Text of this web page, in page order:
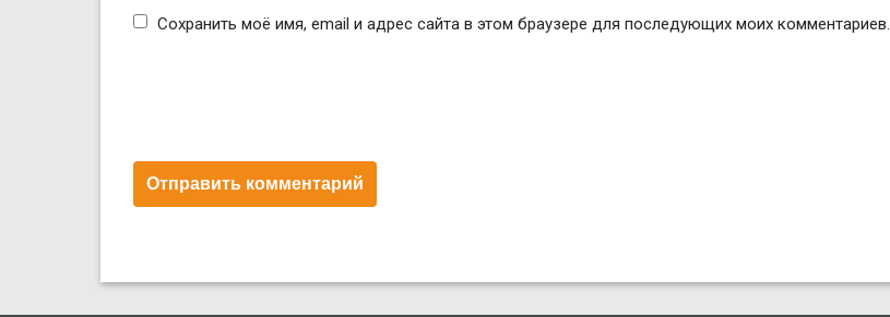
Сохранить моё имя, email и адрес сайта в этом браузере для последующих моих комментариев.